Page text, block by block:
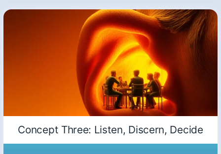
Concept Three: Listen, Discern, Decide